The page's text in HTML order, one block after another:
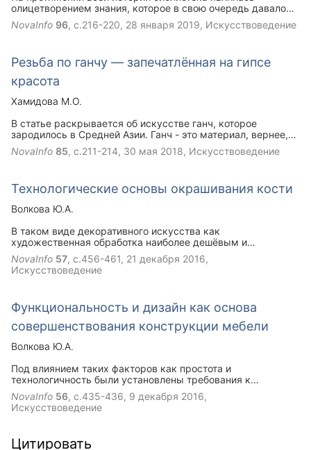
олицетворением знания, которое в свою очередь давало
единицам преимущество перед другими. Книга или
писание – источник редкой силы, а библиотека – это храм,
NovaInfo 96, с.216-220, 28 января 2019, Искусствоведение
Резьба по ганчу — запечатлённая на гипсе
красота
Хамидова М.О.
В статье раскрывается об искусстве ганч, которое
зародилось в Средней Азии. Ганч - это материал, вернее,
алебастр, который добывают путём измельчения и обжига
горных известковых пород. После постройки здания
NovaInfo 85, с.211-214, 30 мая 2018, Искусствоведение
Технологические основы окрашивания кости
Волкова Ю.А.
В таком виде декоративного искусства как
художественная обработка наиболее дешёвым и
доступным материалом на сегодняшний день является
цевка. Она обладает прекрасными декоративными
свойствами и легко обрабатывается, в том числе легко
задумку и добиться нужного цвета, необходимо знать
виды и технологию окрашивания, известные благодаря
опыту косторезов.
NovaInfo 57, с.456-461, 21 декабря 2016,
Искусствоведение
Функциональность и дизайн как основа
совершенствования конструкции мебели
Волкова Ю.А.
Под влиянием таких факторов как простота и
технологичность были установлены требования к
конструкции одного из предметов мебели - трехдверного
шифоньера. Но с течением времени факторы
претерпевают изменения. В статье показано, что с
должна изменяться и конструкция изделия, для
NovaInfo 56, с.435-436, 9 декабря 2016,
Искусствоведение
Цитировать